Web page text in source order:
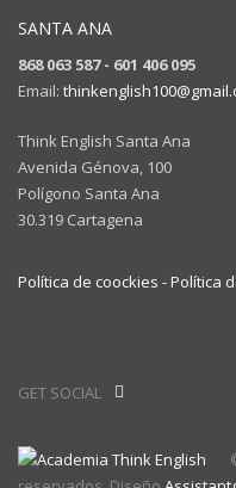
SANTA ANA
868 063 587 - 601 406 095
Email:
Think English Santa Ana
Avenida Génova, 100
Polígono Santa Ana
30.319 Cartagena
Política de coockies -Política
GET SOCIAL